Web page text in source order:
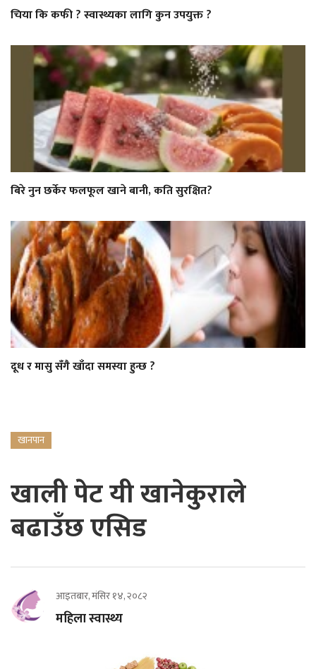
चिया कि कफी ? स्वास्थ्यका लागि कुन उपयुक्त ?
बिरे नुन छर्केर फलफूल खाने बानी, कति सुरक्षित?
दूध र मासु सँगै खाँदा समस्या हुन्छ ?
खानपान
खाली पेट यी खानेकुराले
बढाउँछ एसिड
आइतबार, मंसिर १४, २०८२
महिला स्वास्थ्य